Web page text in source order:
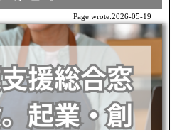
Page wrote:2026-05-19